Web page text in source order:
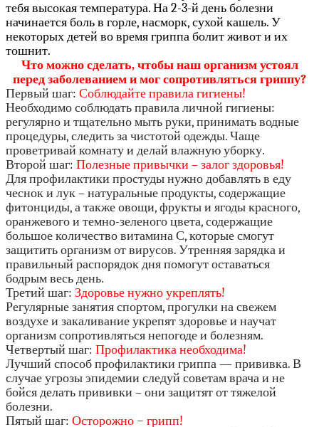
тебя высокая температура. На 2-3-й день болезни
начинается боль в горле, насморк, сухой кашель. У
некоторых детей во время гриппа болит живот и их
тошнит.
Что можно сделать, чтобы наш организм устоял
перед заболеванием и мог сопротивляться гриппу?
Первый шаг: Соблюдайте правила гигиены!
Необходимо соблюдать правила личной гигиены:
регулярно и тщательно мыть руки, принимать водные
процедуры, следить за чистотой одежды. Чаще
проветривай комнату и делай влажную уборку.
Второй шаг: Полезные привычки – залог здоровья!
Для профилактики простуды нужно добавлять в еду
чеснок и лук – натуральные продукты, содержащие
фитонциды, а также овощи, фрукты и ягоды красного,
оранжевого и темно-зеленого цвета, содержащие
большое количество витамина С, которые смогут
защитить организм от вирусов. Утренняя зарядка и
правильный распорядок дня помогут оставаться
бодрым весь день.
Третий шаг: Здоровье нужно укреплять!
Регулярные занятия спортом, прогулки на свежем
воздухе и закаливание укрепят здоровье и научат
организм сопротивляться непогоде и болезням.
Четвертый шаг: Профилактика необходима!
Лучший способ профилактики гриппа — прививка. В
случае угрозы эпидемии следуй советам врача и не
бойся делать прививки – они защитят от тяжелой
болезни.
Пятый шаг: Осторожно − грипп!